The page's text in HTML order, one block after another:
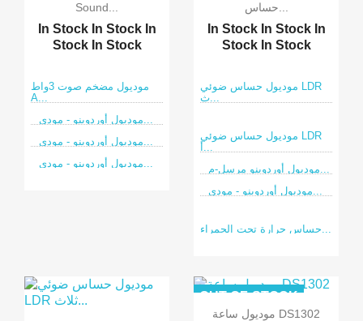
Sound...
In Stock In Stock In
Stock In Stock
موديول مضخم صوت 3واط
A...
موديول أوردوينو - مودي...
موديول أوردوينو - مودي...
موديول أوردوينو - مودي...
حساس...
In Stock In Stock In
Stock In Stock
موديول حساس ضوئي LDR
ث...
موديول حساس ضوئي LDR
أ...
موديول أوردوينو مرسل-م...
موديول أوردوينو - مودي...
حساس حرارة تحت الحمراء...
موديول ساعة DS1302
OUT-OF-STOCK